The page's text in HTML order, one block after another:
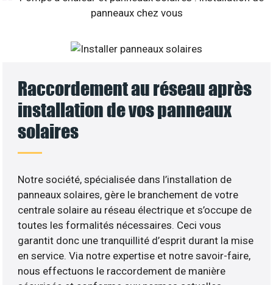
Raccordement au réseau après
installation de vos panneaux
solaires
Notre société, spécialisée dans l’installation de
panneaux solaires, gère le branchement de votre
centrale solaire au réseau électrique et s’occupe de
toutes les formalités nécessaires. Ceci vous
garantit donc une tranquillité d’esprit durant la mise
en service. Via notre expertise et notre savoir-faire,
nous effectuons le raccordement de manière